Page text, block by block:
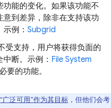
能的变化。如果该功能不
到差异，除非在支持该功
例： Subgrid
受支持，用户将获得负面的
断。示例： File System
要的功能。
广泛可用”作为其目标 ，但他们会考